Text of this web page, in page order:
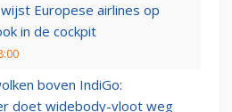
Europese airlines op
in de cockpit
boven IndiGo:
doet widebody-vloot weg